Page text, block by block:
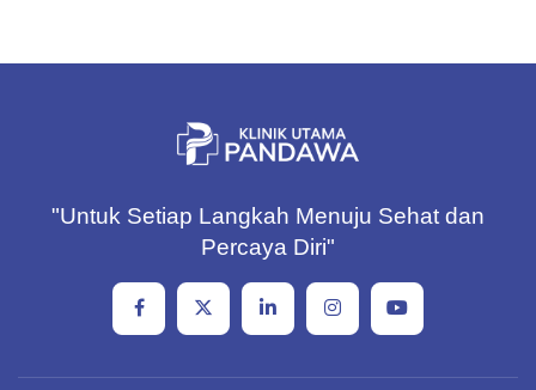
"Untuk Setiap Langkah Menuju Sehat dan
Percaya Diri"